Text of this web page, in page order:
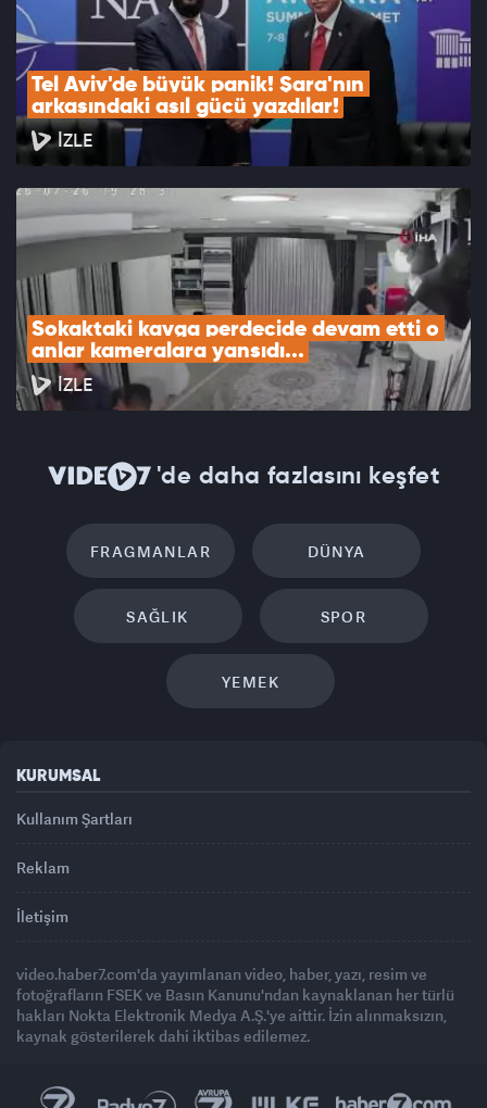
Tel Aviv'de büyük panik! Şara'nın
arkasındaki asıl gücü yazdılar!
İZLE
Sokaktaki kavga perdecide devam etti o
anlar kameralara yansıdı...
İZLE
'de daha fazlasını keşfet
FRAGMANLAR DÜNYA
SAĞLIK SPOR
YEMEK
KURUMSAL
Kullanım Şartları
Reklam
İletişim
video.haber7.com'da yayımlanan video, haber, yazı, resim ve
fotoğrafların FSEK ve Basın Kanunu'ndan kaynaklanan her türlü
hakları Nokta Elektronik Medya A.Ş.'ye aittir. İzin alınmaksızın,
kaynak gösterilerek dahi iktibas edilemez.